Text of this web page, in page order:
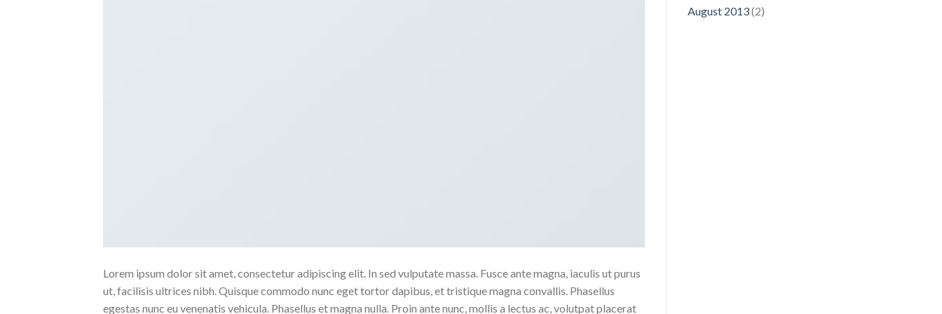
Lorem ipsum dolor sit amet, consectetur adipiscing elit. In sed vulputate massa. Fusce ante magna, iaculis ut purus
ut, facilisis ultrices nibh. Quisque commodo nunc eget tortor dapibus, et tristique magna convallis. Phasellus
egestas nunc eu venenatis vehicula. Phasellus et magna nulla. Proin ante nunc, mollis a lectus ac, volutpat placerat
August 2013(2)